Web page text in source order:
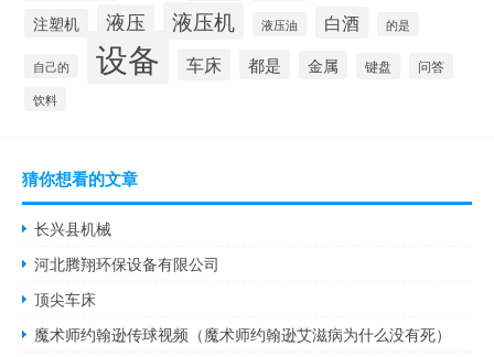
注塑机
液压 液压机 液压油 白酒 的是
自己的 设备 车床 都是 金属 键盘 问答
饮料
猜你想看的文章
长兴县机械
河北腾翔环保设备有限公司
顶尖车床
魔术师约翰逊传球视频（魔术师约翰逊艾滋病为什么没有死）